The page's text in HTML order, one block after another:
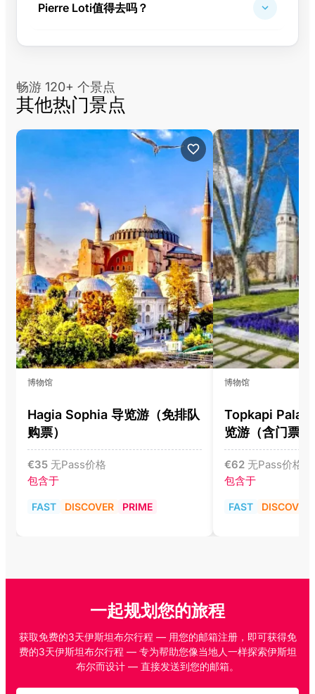
Pierre Loti值得去吗？
畅游 120+ 个景点
其他热门景点
博物馆
Hagia Sophia 导览游（免排队
购票）
€35 无Pass价格
包含于
FAST DISCOVER PRIME
博物馆
Topkapi
览游（含门票）
€62 无Pass价格
包含于
FAST DISCOVER
一起规划您的旅程
获取免费的3天伊斯坦布尔行程 — 用您的邮箱注册，即可获得免
费的3天伊斯坦布尔行程 — 专为帮助您像当地人一样探索伊斯坦
布尔而设计 — 直接发送到您的邮箱。